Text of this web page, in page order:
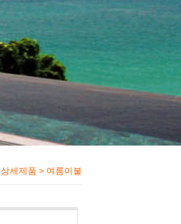
상세제품 > 여름이불